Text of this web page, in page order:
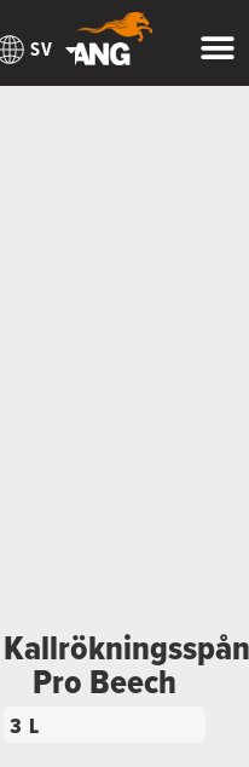
SV
Pro Beech
3 L